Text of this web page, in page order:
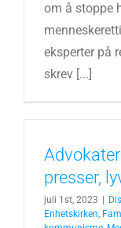
om å stoppe
eksperter på
skrev [...]
presser,
juli 1st, 2023
Enhetskirken,